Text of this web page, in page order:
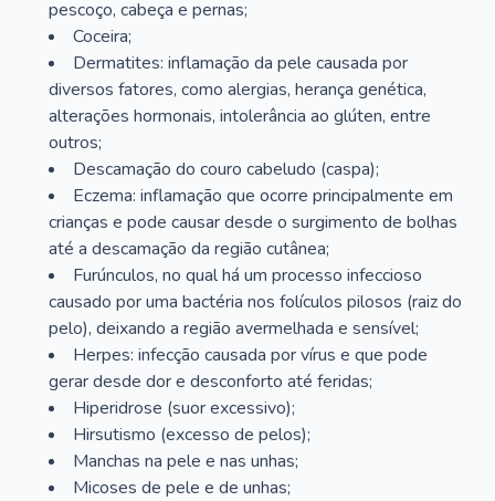
pescoço, cabeça e pernas;
Coceira;
Dermatites: inflamação da pele causada por
diversos fatores, como alergias, herança genética,
alterações hormonais, intolerância ao glúten, entre
outros;
Descamação do couro cabeludo (caspa);
Eczema: inflamação que ocorre principalmente em
crianças e pode causar desde o surgimento de bolhas
até a descamação da região cutânea;
Furúnculos, no qual há um processo infeccioso
causado por uma bactéria nos folículos pilosos (raiz do
pelo), deixando a região avermelhada e sensível;
Herpes: infecção causada por vírus e que pode
gerar desde dor e desconforto até feridas;
Hiperidrose (suor excessivo);
Hirsutismo (excesso de pelos);
Manchas na pele e nas unhas;
Micoses de pele e de unhas;